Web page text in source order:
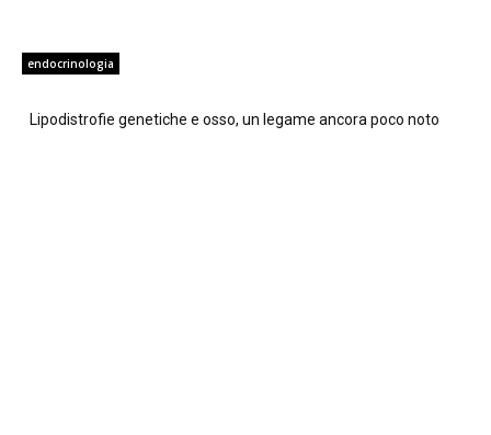
endocrinologia
Lipodistrofie genetiche e osso, un legame ancora poco noto